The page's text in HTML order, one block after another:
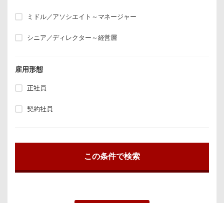
ミドル／アソシエイト～マネージャー
シニア／ディレクター～経営層
雇用形態
正社員
契約社員